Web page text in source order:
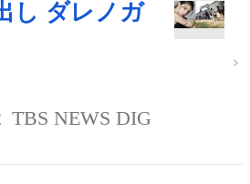
し ダレノガ
TBS NEWS DIG